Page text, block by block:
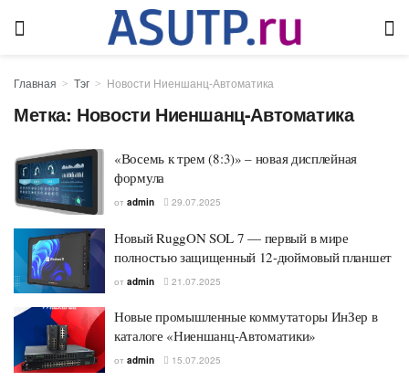
Главная Тэг Новости Ниеншанц-Автоматика
Метка: Новости Ниеншанц-Автоматика
«Восемь к трем (8:3)» – новая дисплейная
формула
от admin 29.07.2025
Новый RuggON SOL 7 — первый в мире
полностью защищенный 12-дюймовый планшет
от admin 21.07.2025
Новые промышленные коммутаторы ИнЗер в
каталоге «Ниеншанц-Автоматики»
от admin 15.07.2025